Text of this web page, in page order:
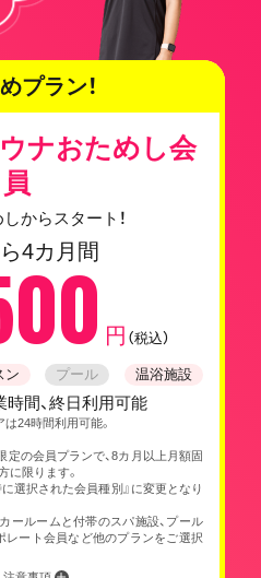
プラン！
ナおためし会
員
からスタート！
4カ月間
円 （税込）
ン プール 温浴施設
時間、終日利用可能
24時間利用可能。
定の会員プランで、8カ月以上月額固
に限ります。
選択された会員種別』に変更となり
ールームと付帯のスパ施設、プール
レート会員など他のプランをご選択